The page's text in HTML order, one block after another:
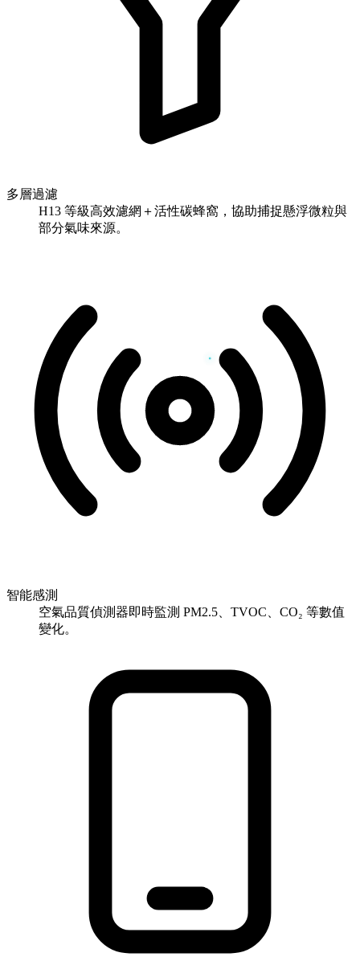
多層過濾
H13 等級高效濾網＋活性碳蜂窩，協助捕捉懸浮微粒與
部分氣味來源。
智能感測
空氣品質偵測器即時監測 PM2.5、TVOC、CO₂ 等數值
變化。